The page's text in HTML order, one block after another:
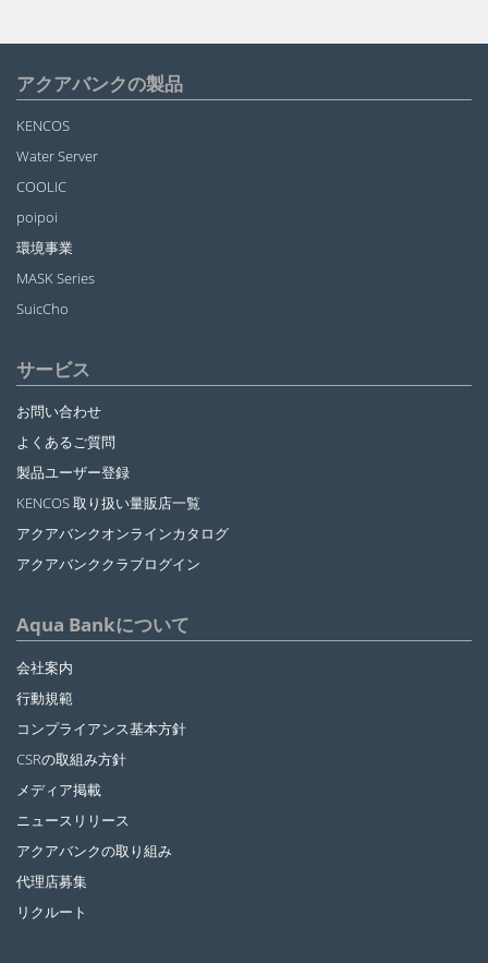
アクアバンクの製品
KENCOS
Water Server
COOLIC
poipoi
環境事業
MASK Series
SuicCho
サービス
お問い合わせ
よくあるご質問
製品ユーザー登録
KENCOS 取り扱い量販店一覧
アクアバンクオンラインカタログ
アクアバンククラブログイン
Aqua Bankについて
会社案内
行動規範
コンプライアンス基本方針
CSRの取組み方針
メディア掲載
ニュースリリース
アクアバンクの取り組み
代理店募集
リクルート